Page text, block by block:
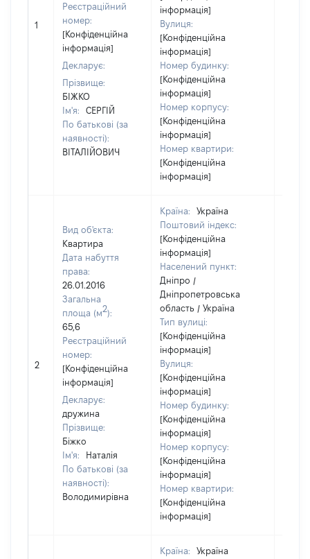
1
Реєстраційний
номер:
[Конфіденційна
інформація]
Декларує:
Прізвище:
БІЖКО
Ім'я:
СЕРГІЙ
По батькові (за
наявності):
ВІТАЛІЙОВИЧ
інформація]
Вулиця:
[Конфіденційна
інформація]
Номер будинку:
[Конфіденційна
інформація]
Номер корпусу:
[Конфіденційна
інформація]
Номер квартири:
[Конфіденційна
інформація]
2
Вид об'єкта:
Квартира
Дата набуття
права:
26.01.2016
Загальна
площа (м2):
65,6
Реєстраційний
номер:
[Конфіденційна
інформація]
Декларує:
дружина
Прізвище:
Біжко
Ім'я:
Наталія
По батькові (за
наявності):
Володимирівна
Країна:
Україна
Поштовий індекс:
[Конфіденційна
інформація]
Населений пункт:
Дніпро /
Дніпропетровська
область / Україна
Тип вулиці:
[Конфіденційна
інформація]
Вулиця:
[Конфіденційна
інформація]
Номер будинку:
[Конфіденційна
інформація]
Номер корпусу:
[Конфіденційна
інформація]
Номер квартири:
[Конфіденційна
інформація]
Країна:
Україна